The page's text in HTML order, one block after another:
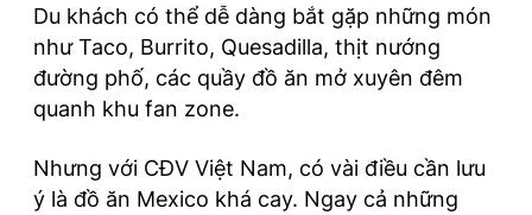
Du khách có thể dễ dàng bắt gặp những món
như Taco, Burrito, Quesadilla, thịt nướng
đường phố, các quầy đồ ăn mở xuyên đêm
quanh khu fan zone.
Nhưng với CĐV Việt Nam, có vài điều cần lưu
ý là đồ ăn Mexico khá cay. Ngay cả những